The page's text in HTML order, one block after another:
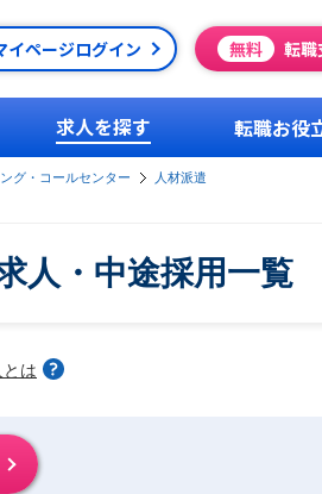
イページログイン 無料 転職
求人を探す 転職お役
グ・コールセンター
人材派遣
人・中途採用一覧
は